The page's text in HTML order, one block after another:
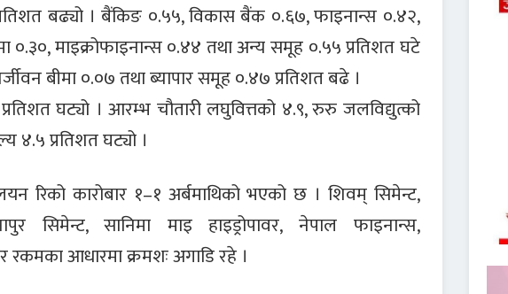
बढ्यो । बैंकिङ ०.५५, विकास बैंक ०.६७, फाइनान्स ०.४२,
०.३०, माइक्रोफाइनान्स ०.४४ तथा अन्य समूह ०.५५ प्रतिशत घटे
बीमा ०.०७ तथा ब्यापार समूह ०.४७ प्रतिशत बढे ।
घट्यो । आरम्भ चौतारी लघुवित्तको ४.९, रुरु जलविद्युत्को
४.५ प्रतिशत घट्यो ।
रिको कारोबार १–१ अर्बमाथिको भएको छ । शिवम् सिमेन्ट,
सिमेन्ट, सानिमा माइ हाइड्रोपावर, नेपाल फाइनान्स,
आधारमा क्रमशः अगाडि रहे ।